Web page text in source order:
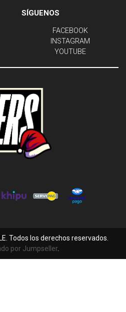
SÍGUENOS
FACEBOOK
INSTAGRAM
YOUTUBE
Todos los derechos reservados.
por Jumpseller.